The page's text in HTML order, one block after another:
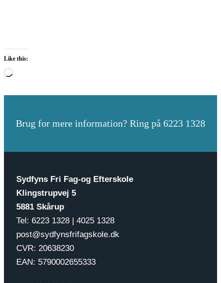
Like this:
Loading…
Brug for mere information? Ring på 6223 1328
Sydfyns Fri Fag-og Efterskole
Klingstrupvej 5
5881 Skårup
Tel: 6223 1328 | 4025 1328
post@sydfynsfrifagskole.dk
CVR: 20638230
EAN: 5790002655333